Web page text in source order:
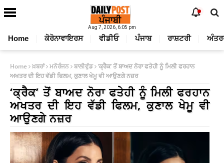
Aug 7, 2026, 6:05 pm
Home ਕੋਰੋਨਾਵਾਇਰਸ ਵੀਡੀਓ ਪੰਜਾਬ ਰਾਸ਼ਟਰੀ
Home ਖ਼ਬਰਾਂ ਮਨੋਰੰਜਨ ਬਾਲੀਵੁੱਡ ‘ਕ੍ਰੈਕ’ ਤੋਂ ਬਾਅਦ ਨੋਰਾ ਫਤੇਹੀ ਨੂੰ ਮਿਲੀ ਫਰਹਾਨ
ਅਖਤਰ ਦੀ ਇਹ ਵੱਡੀ ਫਿਲਮ, ਕੁਣਾਲ ਖੇਮੂ ਵੀ ਆਉਣਗੇ ਨਜ਼ਰ
‘ਕ੍ਰੈਕ’ ਤੋਂ ਬਾਅਦ ਨੋਰਾ ਫਤੇਹੀ ਨੂੰ ਮਿਲੀ ਫਰਹਾਨ
ਅਖਤਰ ਦੀ ਇਹ ਵੱਡੀ ਫਿਲਮ, ਕੁਣਾਲ ਖੇਮੂ ਵੀ
ਆਉਣਗੇ ਨਜ਼ਰ